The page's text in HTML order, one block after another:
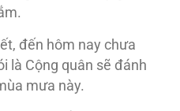
đến hôm nay chưa
là Cộng quân sẽ đánh
mưa này.